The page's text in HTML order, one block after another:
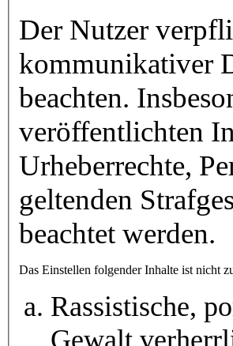
Der Nutzer
kommunikativer
beachten.
veröffentlichten
Urheberrechte,
geltenden
beachtet werden.
Das Einstellen folgender Inhalte ist nicht
Rassistische,
Gewalt